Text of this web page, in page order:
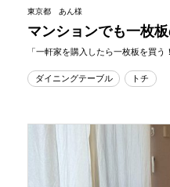
東京都 あん様
マンションでも一枚
「一軒家を購入したら一枚板を買
ダイニングテーブル トチ